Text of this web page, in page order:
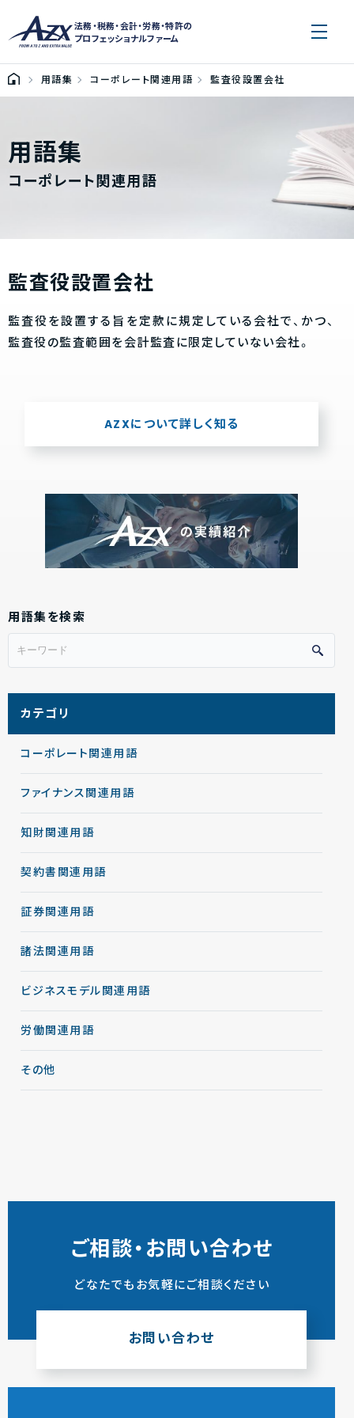
法務・税務・会計・労務・特許の
プロフェッショナルファーム
用語集 コーポレート関連用語 監査役設置会社
用語集
コーポレート関連用語
監査役設置会社
監査役を設置する旨を定款に規定している会社で、かつ、
監査役の監査範囲を会計監査に限定していない会社。
AZXについて詳しく知る
用語集を検索
カテゴリ
コーポレート関連用語
ファイナンス関連用語
知財関連用語
契約書関連用語
証券関連用語
諸法関連用語
ビジネスモデル関連用語
労働関連用語
その他
ご相談・お問い合わせ
どなたでもお気軽にご相談ください
お問い合わせ